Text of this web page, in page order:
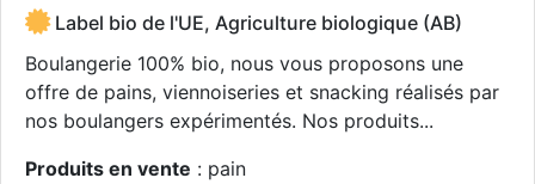
Label bio de l'UE, Agriculture biologique (AB)
Boulangerie 100% bio, nous vous proposons une
offre de pains, viennoiseries et snacking réalisés par
nos boulangers expérimentés. Nos produits...
Produits en vente : pain